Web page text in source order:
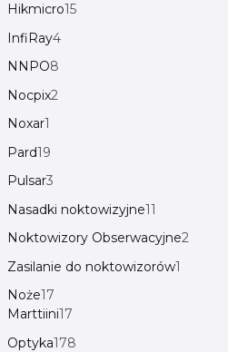
Hikmicro15
InfiRay4
NNPO8
Nocpix2
Noxar1
Pard19
Pulsar3
Nasadki noktowizyjne11
Noktowizory Obserwacyjne2
Zasilanie do noktowizorów1
Noże17
Marttiini17
Optyka178